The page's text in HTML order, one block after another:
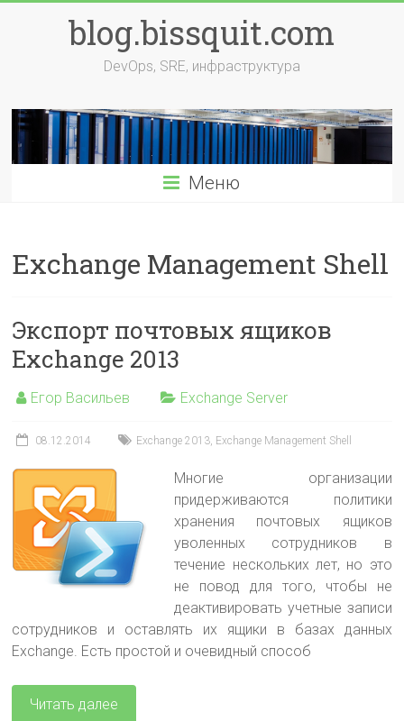
содержимомуblog.bissquit.com
DevOps, SRE, инфраструктура
Меню
Exchange Management Shell
Экспорт почтовых ящиков
Exchange 2013
Егор Васильев Exchange Server
08.12.2014 Exchange 2013, Exchange Management Shell
Многие организации
придерживаются политики
хранения почтовых ящиков
уволенных сотрудников в
течение нескольких лет, но это
не повод для того, чтобы не
деактивировать учетные записи
сотрудников и оставлять их ящики в базах данных
Exchange. Есть простой и очевидный способ
Читать далее